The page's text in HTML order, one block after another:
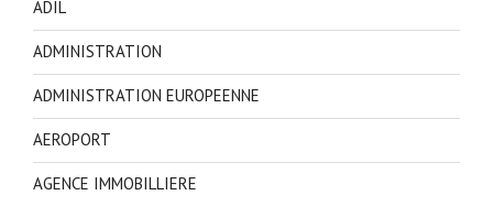
ADIL
ADMINISTRATION
ADMINISTRATION EUROPEENNE
AEROPORT
AGENCE IMMOBILLIERE